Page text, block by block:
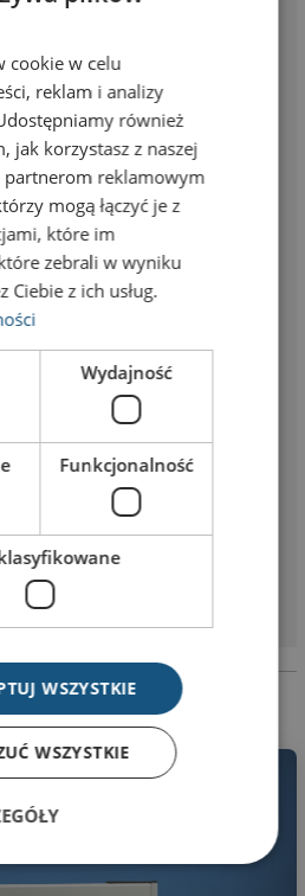
dzielonej na dwie połączone ze
mm każda.
przyciemnia kolor wsuwki i
na zdjęciach.
kształtki z tworzywa z
na panele. Dodatkowo można
do wyciągania paneli.
panelami
budynków użyteczności publicznej
najłatwiejsza obsługa
Economy
tworzywa (przekrój prostokątny,
na wsuwkę wysokości 89,5
szerokość panelu 210 mm
– 93 mm
– 187 mm
– 216 mm
dwustronnych (w komplecie)
znajdziesz na stronie
Szersze informacje o firmie RAMA
cookie w celu
reklam i analizy
również
jak korzystasz z naszej
reklamowym
mogą łączyć je z
które im
zebrali w wyniku
Ciebie z ich usług.
Wydajność
Funkcjonalność
WSZYSTKIE
WSZYSTKIE